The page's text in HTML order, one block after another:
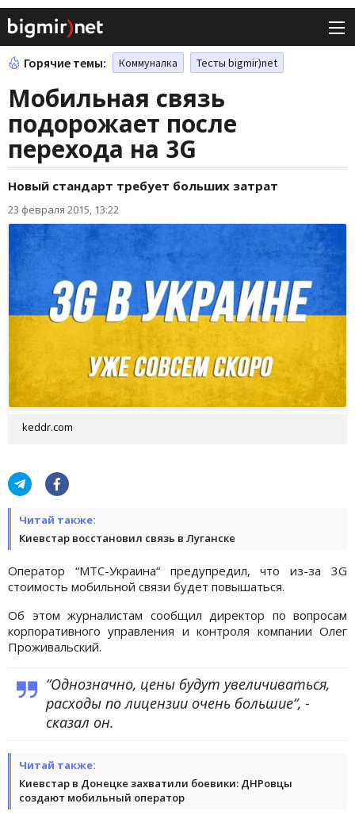
Горячие темы: Коммуналка Тесты bigmir)net
Мобильная связь
подорожает после
перехода на 3G
Новый стандарт требует больших затрат
23 февраля 2015, 13:22
keddr.com
Читай также:
Киевстар восстановил связь в Луганске
Оператор “МТС-Украина“ предупредил, что из-за 3G
стоимость мобильной связи будет повышаться.
Об этом журналистам сообщил директор по вопросам
корпоративного управления и контроля компании Олег
Проживальский.
“Однозначно, цены будут увеличиваться,
расходы по лицензии очень большие“, -
сказал он.
Читай также:
Киевстар в Донецке захватили боевики: ДНРовцы
создают мобильный оператор